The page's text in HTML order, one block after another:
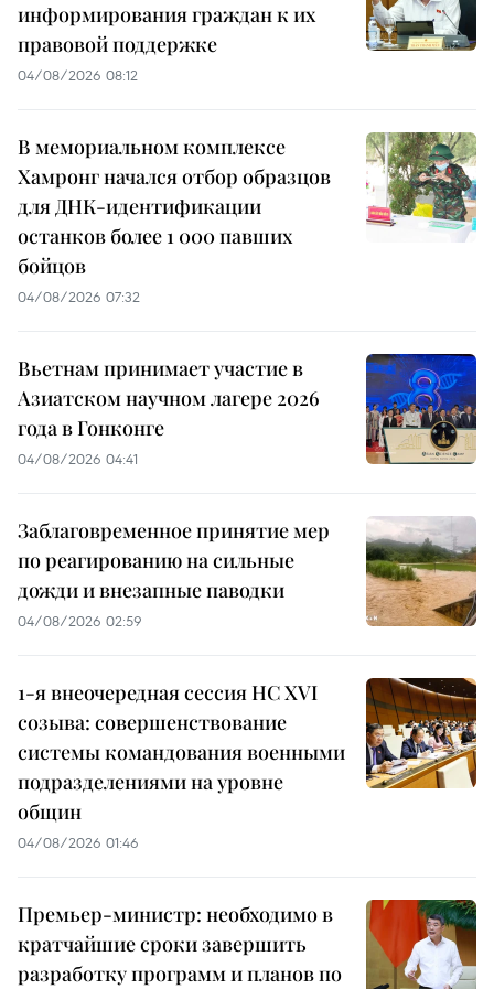
информирования граждан к их
правовой поддержке
04/08/2026 08:12
В мемориальном комплексе
Хамронг начался отбор образцов
для ДНК-идентификации
останков более 1 000 павших
бойцов
04/08/2026 07:32
Вьетнам принимает участие в
Азиатском научном лагере 2026
года в Гонконге
04/08/2026 04:41
Заблаговременное принятие мер
по реагированию на сильные
дожди и внезапные паводки
04/08/2026 02:59
1-я внеочередная сессия НС XVI
созыва: совершенствование
системы командования военными
подразделениями на уровне
общин
04/08/2026 01:46
Премьер-министр: необходимо в
кратчайшие сроки завершить
разработку программ и планов по